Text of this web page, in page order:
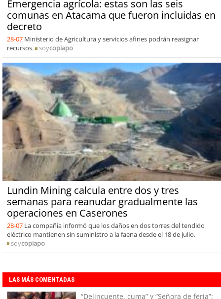
Emergencia agrícola: estas son las seis
comunas en Atacama que fueron incluidas en
decreto
28-07 Ministerio de Agricultura y servicios afines podrán reasignar
recursos.
soycopiapo
Lundin Mining calcula entre dos y tres
semanas para reanudar gradualmente las
operaciones en Caserones
28-07 La compañía informó que los daños en dos torres del tendido
eléctrico mantienen sin suministro a la faena desde el 18 de julio.
soycopiapo
LAS MÁS COMENTADAS
“Delincuente, cuma” y “Señora de feria”: